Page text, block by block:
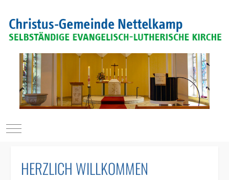
Mobile Menu Toggle
HERZLICH WILLKOMMEN